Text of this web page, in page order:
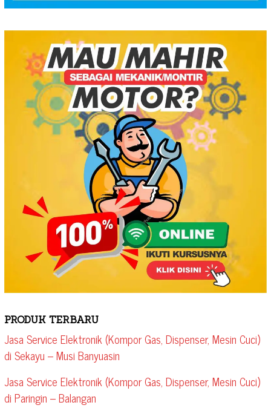
PRODUK TERBARU
Jasa Service Elektronik (Kompor Gas, Dispenser, Mesin Cuci)
di Sekayu – Musi Banyuasin
Jasa Service Elektronik (Kompor Gas, Dispenser, Mesin Cuci)
di Paringin – Balangan